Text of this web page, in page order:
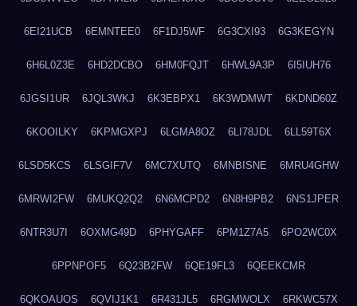
6EI21UCB 6EMNTEE0 6F1DJ5WF 6G3CXI93 6G3KEGYN
6H6L0Z3E 6HD2DCBO 6HM0FQJT 6HWL9A3P 6I5IUH76
6JGSI1UR 6JQL3WKJ 6K3EBPX1 6K3WDMWT 6KDND60Z
6KOOILKY 6KPMGXPJ 6LGMA8OZ 6LI78JDL 6LL59T6X
6LSD5KCS 6LSGIF7V 6MC7XUTQ 6MNBISNE 6MRU4GHW
6MRWI2FW 6MUKQ2Q2 6N6MCPD2 6N8H9PB2 6NS1JPER
6NTR3U7I 6OXMG49D 6PHYGAFF 6PM1Z7A5 6PO2WC0X
6PPNPOF5 6Q23B2FW 6QE19FL3 6QEEKCMR
6QKOAUOS 6QVIJ1K1 6R431JL5 6RGMWOLX 6RKWC57X